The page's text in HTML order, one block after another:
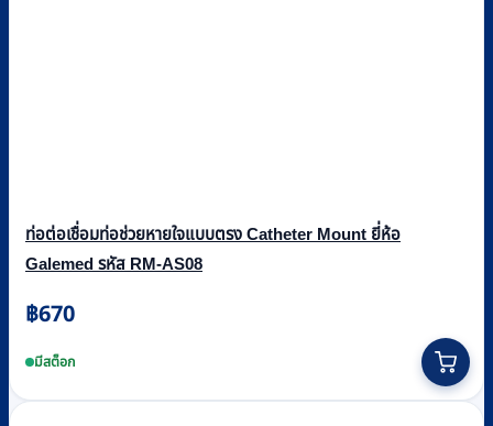
ท่อต่อเชื่อมท่อช่วยหายใจแบบตรง Catheter Mount ยี่ห้อ
Galemed รหัส RM-AS08
฿670
มีสต็อก